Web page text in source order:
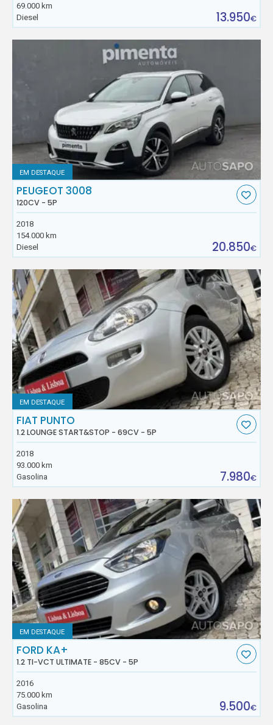
69.000 km
Diesel
13.950€
EM DESTAQUE
PEUGEOT 3008
120CV - 5P
2018
154.000 km
Diesel
20.850€
EM DESTAQUE
FIAT PUNTO
1.2 LOUNGE START&STOP - 69CV - 5P
2018
93.000 km
Gasolina
7.980€
EM DESTAQUE
FORD KA+
1.2 TI-VCT ULTIMATE - 85CV - 5P
2016
75.000 km
Gasolina
9.500€